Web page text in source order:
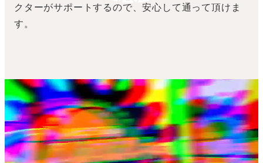
クターがサポートするので、安心して通って頂けま
す。